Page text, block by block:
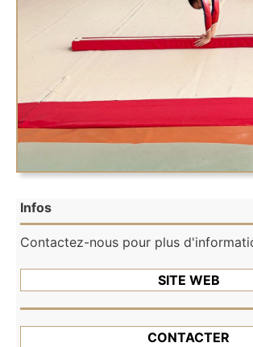
Infos
Contactez-nous pour plus
SITE WEB
CONTACTER